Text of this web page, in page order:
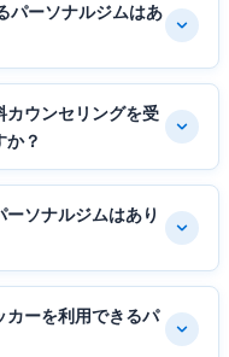
パーソナルジムはあ
カウンセリングを受
か？
ソナルジムはあり
カーを利用できるパ